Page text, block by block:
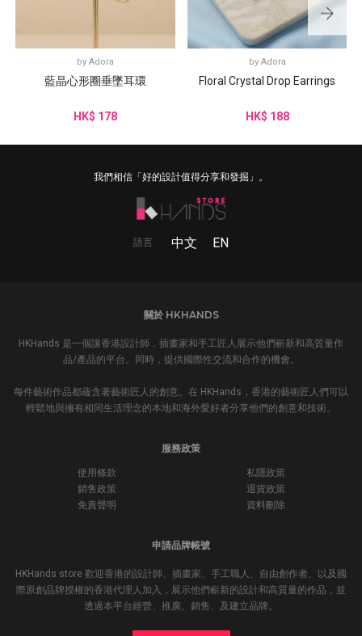
by Adora
藍晶心形圈垂墜耳環
HK$ 178
by Adora
Floral Crystal Drop Earrings
HK$ 188
我們相信「好的設計值得分享和發掘」。
語言 中文 EN
關於 HKHANDS
HKHands 是一個讓香港設計師，插畫家和手工匠人展示他們嶄新和高質量作
品/產品的平台。同時，提供國際性交流和合作的機會。
每件藝術作品都蘊含著藝術匠人的創意。在 HKHands，香港的藝術匠人們可以
輕鬆地與擁有相同生活理念的本地和海外愛好者分享他們的創意和技術。
服務政策
使用條款
私隱政策
銷售政策
退貨政策
免責聲明
資料刪除
申請品牌帳號
HKHands store 歡迎香港的設計師、插畫家、手工職人、自由創作者、以及國
際原創品牌授權的香港代理人加入，展示他們嶄新的設計和高質量的作品，並
透過本平台經營、推廣、銷售、及建立品牌。